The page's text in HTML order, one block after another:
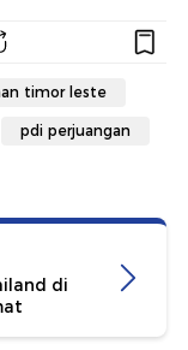
timor leste
pdi perjuangan
di